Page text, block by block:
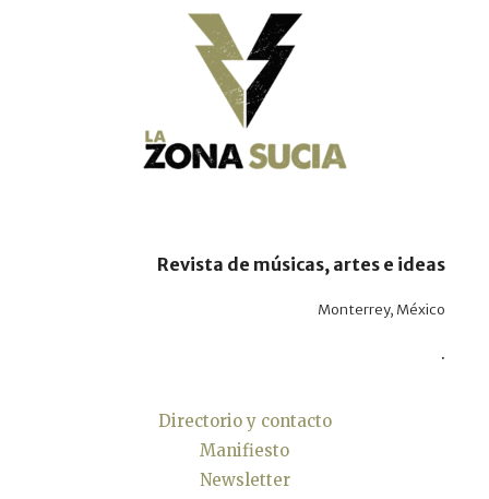
Revista de músicas, artes e ideas
Monterrey, México
.
Directorio y contacto
Manifiesto
Newsletter